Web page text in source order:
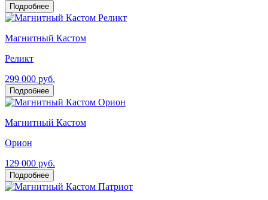
Подробнее
Магнитный Кастом
Реликт
299 000 руб.
Подробнее
Магнитный Кастом
Орион
129 000 руб.
Подробнее